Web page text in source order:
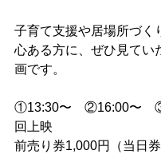
子育て支援や居場所づく
心ある方に、ぜひ見てい
画です。
①13:30〜　②16:00〜　
回上映
前売り券1,000円（当日券